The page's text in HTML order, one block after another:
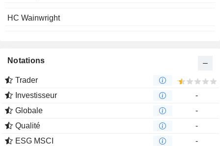
HC Wainwright
Notations
Trader
Investisseur
-
Globale
-
Qualité
-
ESG MSCI
-